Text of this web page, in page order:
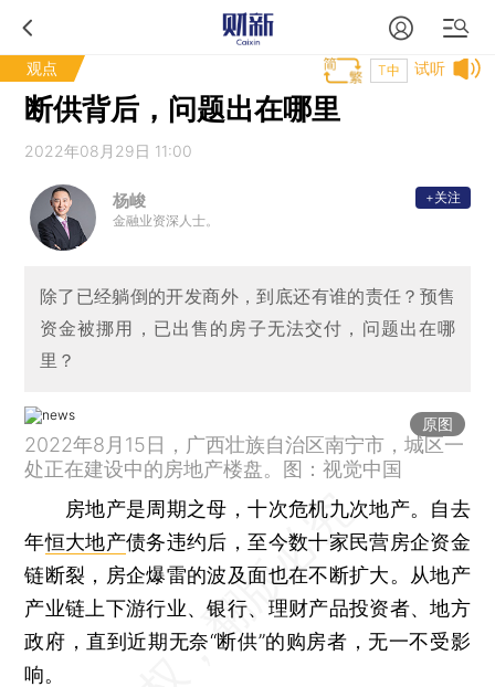
观点 试听
T中
断供背后，问题出在哪里
2022年08月29日 11:00
杨峻
金融业资深人士。
+关注
除了已经躺倒的开发商外，到底还有谁的责任？预售
资金被挪用，已出售的房子无法交付，问题出在哪
里？
原图
2022年8月15日，广西壮族自治区南宁市，城区一
处正在建设中的房地产楼盘。图：视觉中国
房地产是周期之母，十次危机九次地产。自去
年恒大地产债务违约后，至今数十家民营房企资金
链断裂，房企爆雷的波及面也在不断扩大。从地产
产业链上下游行业、银行、理财产品投资者、地方
政府，直到近期无奈“断供”的购房者，无一不受影
响。